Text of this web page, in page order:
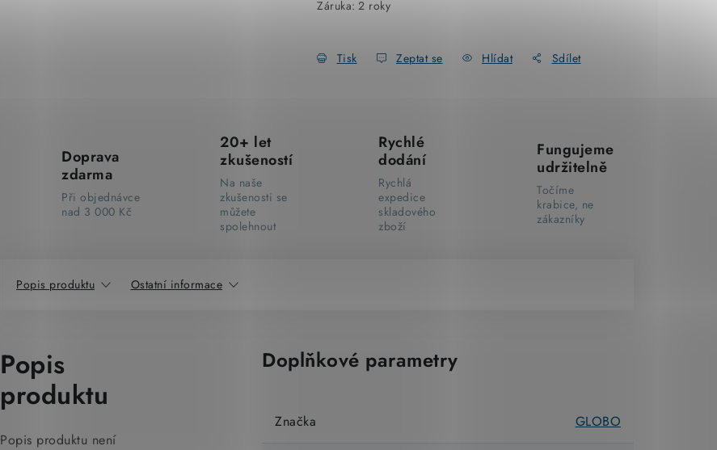
Záruka: 2 roky
Tisk Zeptat se Hlídat Sdílet
Doprava
zdarma
Při objednávce
nad 3 000 Kč
20+ let
zkušeností
Na naše
zkušenosti se
můžete
spolehnout
Rychlé
dodání
Rychlá
expedice
skladového
zboží
Fungujeme
udržitelně
Točíme
krabice, ne
zákazníky
Popis produktu Ostatní informace
Popis
produktu
Popis produktu není
Doplňkové parametry
Značka GLOBO